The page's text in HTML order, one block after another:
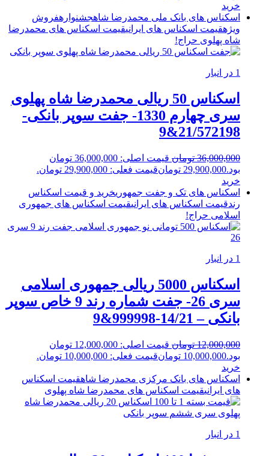
خرید
اسکناس های بانک ملی محمدرضا شاهجشنوارهفروش
ویژهقیمت اسکناس های ایرانیقیمت اسکناس های محمدرضا
شاه پهلوی حراج!
1 در انبار
اسکناس 50 ریالی محمدرضا شاه پهلوی
سری چهارم 1330- جفت سوپر بانکی-
21/572198&9
36,000,000 تومان
قیمت اصلی: 36,000,000 تومان
بود.29,900,000 تومانقیمت فعلی: 29,900,000 تومان.
خرید
اسکناس های تک و جفت جمهوریخرید و قیمت اسکناس
رندقیمت اسکناس های ایرانیقیمت اسکناس های جمهوری
اسلامی حراج!
1 در انبار
اسکناس 5000 ریالی جمهوری اسلامی
سری 26- جفت شماره رند 9 خاص سوپر
بانکی – 14/21-999998&9
12,000,000 تومان
قیمت اصلی: 12,000,000 تومان
بود.10,000,000 تومانقیمت فعلی: 10,000,000 تومان.
خرید
اسکناس های بانک مرکزی محمدرضا شاهقیمت اسکناس
های ایرانیقیمت اسکناس های محمدرضا شاه پهلوی
1 در انبار